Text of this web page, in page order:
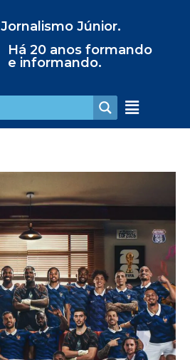
Jornalismo Júnior.
Há 20 anos formando
e informando.